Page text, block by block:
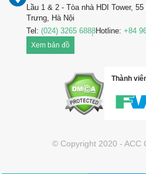
Lầu 1 & 2 - Tòa nhà HDI Tower,
Trưng, Hà Nội
Tel: (024) 3265 6888Hotline: +84
Xem bản đồ
Thành
© Copyright 2020 - ACC